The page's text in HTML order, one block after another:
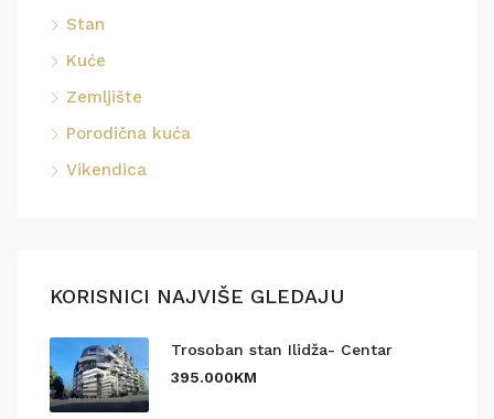
Stan
Kuće
Zemljište
Porodična kuća
Vikendica
KORISNICI NAJVIŠE GLEDAJU
Trosoban stan Ilidža- Centar
395.000KM